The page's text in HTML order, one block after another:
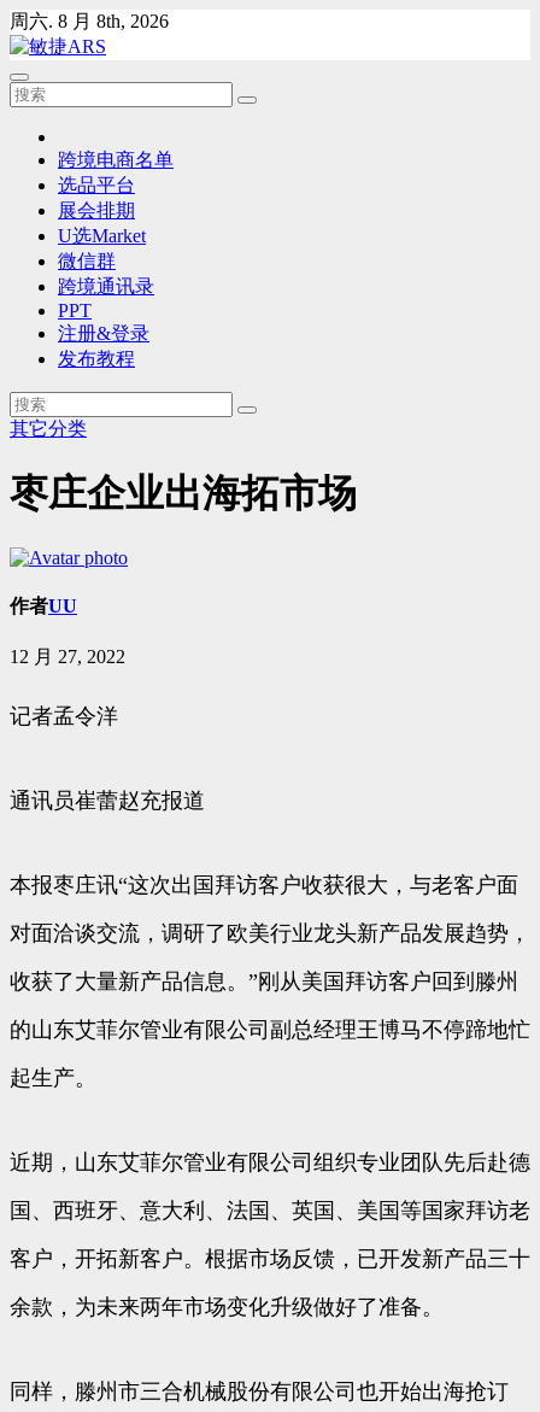
Skip
to
content
周六. 8 月 8th, 2026
跨境电商名单
选品平台
展会排期
U选Market
微信群
跨境通讯录
PPT
注册&登录
发布教程
其它分类
枣庄企业出海拓市场
作者UU
12 月 27, 2022
记者孟令洋
通讯员崔蕾赵充报道
本报枣庄讯“这次出国拜访客户收获很大，与老客户面
对面洽谈交流，调研了欧美行业龙头新产品发展趋势，
收获了大量新产品信息。”刚从美国拜访客户回到滕州
的山东艾菲尔管业有限公司副总经理王博马不停蹄地忙
起生产。
近期，山东艾菲尔管业有限公司组织专业团队先后赴德
国、西班牙、意大利、法国、英国、美国等国家拜访老
客户，开拓新客户。根据市场反馈，已开发新产品三十
余款，为未来两年市场变化升级做好了准备。
同样，滕州市三合机械股份有限公司也开始出海抢订